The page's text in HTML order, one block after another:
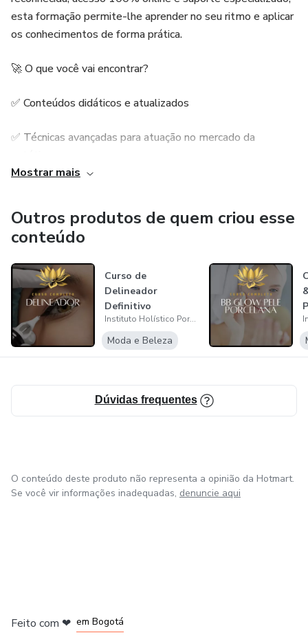
esta formação permite-lhe aprender no seu ritmo e aplicar
os conhecimentos de forma prática.
🚀 O que você vai encontrar?
✅ Conteúdos didáticos e atualizados
✅ Técnicas avançadas para atuação no mercado da
✅ Certificado de conclusão válido
✔️ Profissionais da área da estética que querem expandir
seus serviços
✔️ Iniciantes que desejam entrar neste mercado lucrativo
técnicas profissionais
Mostrar mais
Outros produtos de quem criou esse
conteúdo
Curso de
Delineador
Definitivo
Instituto Holístico Portugal
Moda e Beleza
Dúvidas frequentes
O conteúdo deste produto não representa a opinião da Hotmart.
Se você vir informações inadequadas, denuncie aqui
Feito com ❤ em Bogotá